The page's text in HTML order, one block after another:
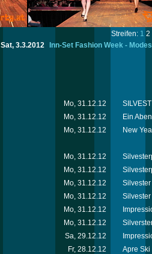
Streifen: 1 2
Sat, 3.3.2012
Inn-Set Fashion Week -
Mo, 31.12.12
Mo, 31.12.12
Ein
Mo, 31.12.12
New
Mo, 31.12.12
Mo, 31.12.12
Mo, 31.12.12
Mo, 31.12.12
Mo, 31.12.12
Mo, 31.12.12
Sa, 29.12.12
Fr, 28.12.12
Apre Ski